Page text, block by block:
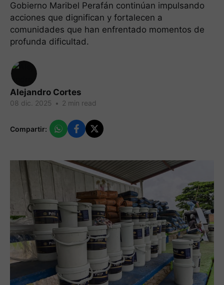
Gobierno Maribel Perafán continúan impulsando
acciones que dignifican y fortalecen a
comunidades que han enfrentado momentos de
profunda dificultad.
Alejandro Cortes
08 dic. 2025 • 2 min read
Compartir: